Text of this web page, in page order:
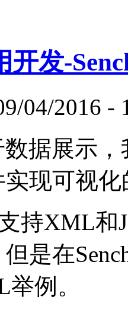
开发-
04/2016 -
数据展示
现可视化
支持XML
是在
例。